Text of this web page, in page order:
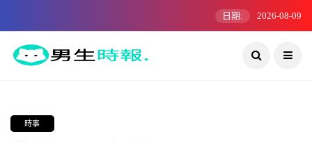
日期: 2026-08-09
時事